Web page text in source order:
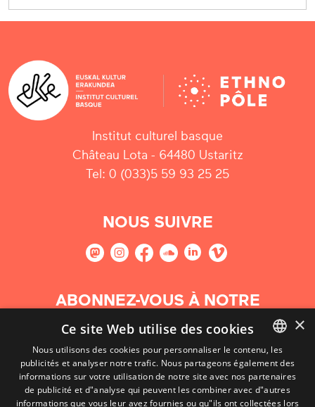
Institut culturel basque
Château Lota - 64480 Ustaritz
Tel: 0 (033)5 59 93 25 25
NOUS SUIVRE
ABONNEZ-VOUS À NOTRE
NEWSLETTER
S'abonner
BASQUE
FRENCH
×
Ce site Web utilise des cookies
Nous utilisons des cookies pour personnaliser le contenu, les
publicités et analyser notre trafic. Nous partageons également des
informations sur votre utilisation de notre site avec nos partenaires
de publicité et d"analyse qui peuvent les combiner avec d"autres
informations que vous leur avez fournies ou qu"ils ont collectées lors